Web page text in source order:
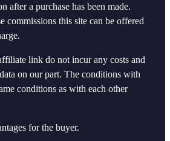
after a purchase has been made.
commissions this site can be offered
link do not incur any costs and
on our part. The conditions with
conditions as with each other
for the buyer.